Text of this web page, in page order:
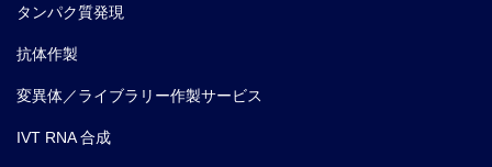
タンパク質発現
抗体作製
変異体／ライブラリー作製サービス
IVT RNA 合成